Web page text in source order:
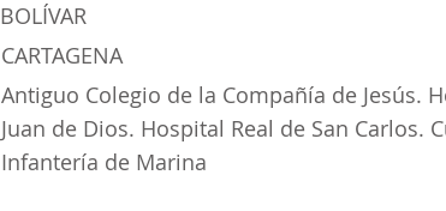
BOLÍVAR
CARTAGENA
Antiguo Colegio de la Compañía de Jesús.
Juan de Dios. Hospital Real de San Carlos.
Infantería de Marina